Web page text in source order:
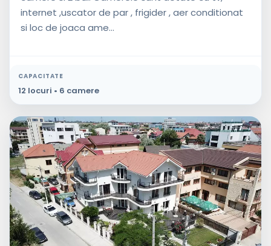
internet ,uscator de par , frigider , aer conditionat
si loc de joaca ame...
CAPACITATE
12 locuri • 6 camere